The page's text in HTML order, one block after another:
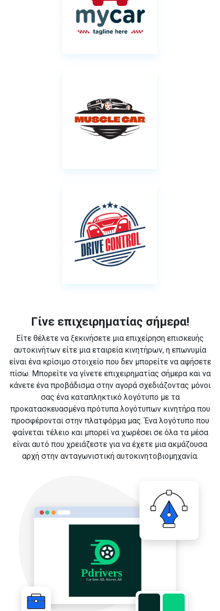
Γίνε επιχειρηματίας σήμερα!
Είτε θέλετε να ξεκινήσετε μια επιχείρηση επισκευής
αυτοκινήτων είτε μια εταιρεία κινητήρων, η επωνυμία
είναι ένα κρίσιμο στοιχείο που δεν μπορείτε να αφήσετε
πίσω. Μπορείτε να γίνετε επιχειρηματίας σήμερα και να
κάνετε ένα προβάδισμα στην αγορά σχεδιάζοντας μόνοι
σας ένα καταπληκτικό λογότυπο με τα
προκατασκευασμένα πρότυπα λογότυπων κινητήρα που
προσφέρονται στην πλατφόρμα μας. Ένα λογότυπο που
φαίνεται τέλειο και μπορεί να χωρέσει σε όλα τα μέσα
είναι αυτό που χρειάζεστε για να έχετε μια ακμάζουσα
αρχή στην ανταγωνιστική αυτοκινητοβιομηχανία.